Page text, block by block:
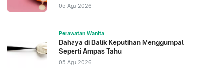
05 Agu 2026
Perawatan Wanita
Bahaya di Balik Keputihan Menggumpal
Seperti Ampas Tahu
05 Agu 2026